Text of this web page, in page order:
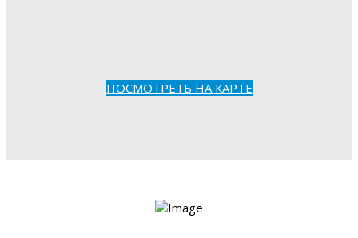
ПОСМОТРЕТЬ НА КАРТЕ